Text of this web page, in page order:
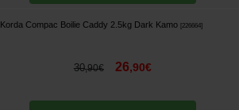
Korda Compac Boilie Caddy 2.5kg Dark Kamo 226664]
30,90€ 26,90€